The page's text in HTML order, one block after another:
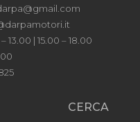
13.00 | 15.00 – 18.00
CERCA